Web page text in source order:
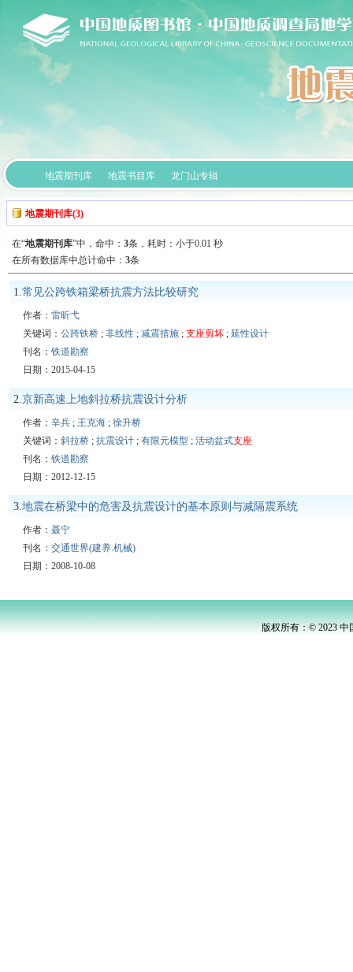
地震期刊库 地震书目库 龙门山专辑
地震期刊库(3)
在“地震期刊库”中， 命中： 3条，耗时：小于0.01 秒
在所有数据库中总计命中： 3条
1.常见公跨铁箱梁桥抗震方法比较研究
作者： 雷昕弋
关键词： 公跨铁桥 ; 非线性 ; 减震措施 ; 支座剪坏 ; 延性设计
刊名： 铁道勘察
日期：2015-04-15
2.京新高速上地斜拉桥抗震设计分析
作者： 辛兵 ; 王克海 ; 徐升桥
关键词： 斜拉桥 ; 抗震设计 ; 有限元模型 ; 活动盆式支座
刊名： 铁道勘察
日期：2012-12-15
3.地震在桥梁中的危害及抗震设计的基本原则与减隔震系统
作者： 聂宁
刊名： 交通世界(建养.机械)
日期：2008-10-08
版权所有：© 2023